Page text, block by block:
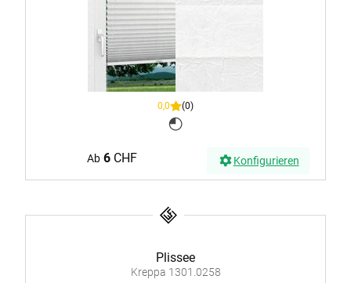
0,0 (0)
Ab 6CHF Konfigurieren
Plissee
Kreppa 1301.0258